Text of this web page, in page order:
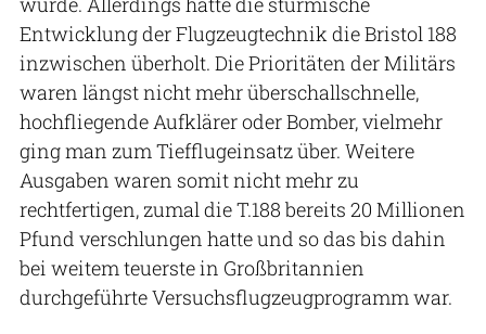
Entwicklung der Flugzeugtechnik die Bristol 188
inzwischen überholt. Die Prioritäten der Militärs
waren längst nicht mehr überschallschnelle,
hochfliegende Aufklärer oder Bomber, vielmehr
ging man zum Tiefflugeinsatz über. Weitere
Ausgaben waren somit nicht mehr zu
rechtfertigen, zumal die T.188 bereits 20 Millionen
Pfund verschlungen hatte und so das bis dahin
bei weitem teuerste in Großbritannien
durchgeführte Versuchsflugzeugprogramm war.